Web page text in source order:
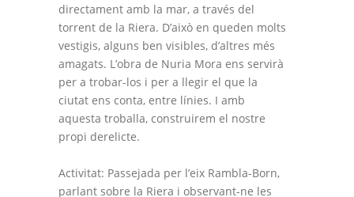
directament amb la mar, a través del
torrent de la Riera. D’això en queden molts
vestigis, alguns ben visibles, d’altres més
amagats. L’obra de Nuria Mora ens servirà
per a trobar-los i per a llegir el que la
ciutat ens conta, entre línies. I amb
aquesta troballa, construirem el nostre
propi derelicte.
Activitat: Passejada per l’eix Rambla-Born,
parlant sobre la Riera i observant-ne les